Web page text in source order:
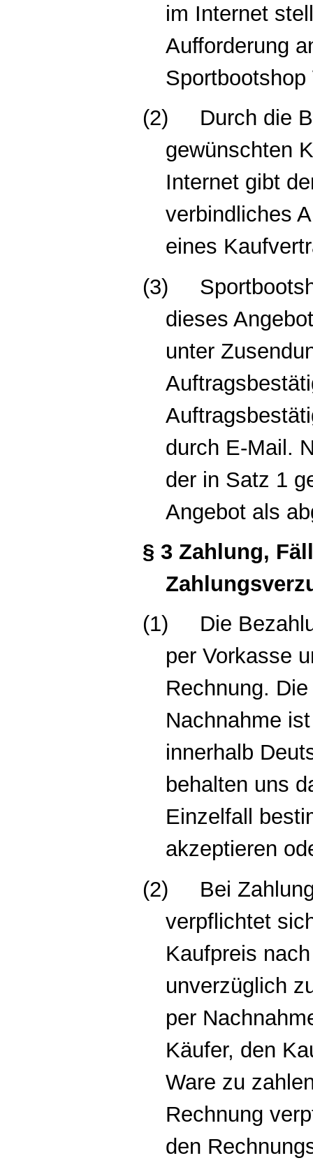
im Internet
Aufforderung
(2)
Durch die
gewünschten
Internet gibt
verbindliches
eines
(3)
dieses
unter
durch E-Mail.
der in Satz 1
Angebot als
§ 3 Zahlung,
(1)
Die
per Vorkasse
Rechnung.
Nachnahme
innerhalb
behalten uns
Einzelfall
akzeptieren
(2)
Bei
verpflichtet
Kaufpreis
unverzüglich
per
Käufer, den
Ware zu
Rechnung
den